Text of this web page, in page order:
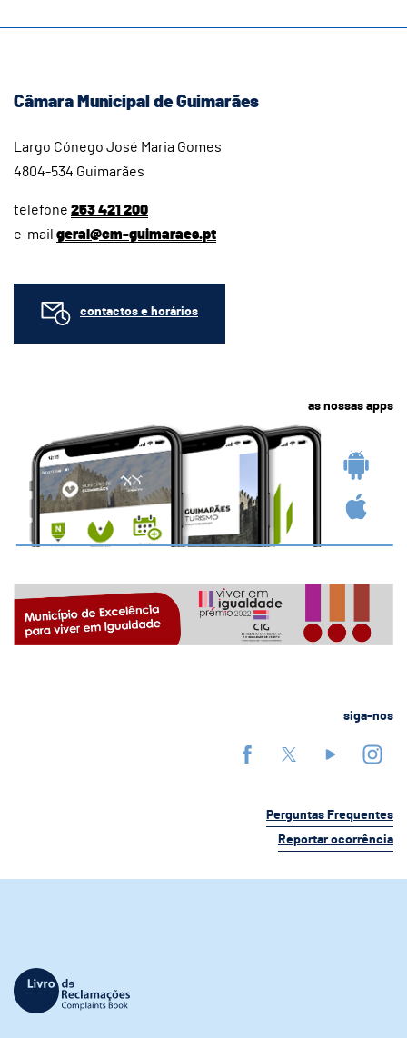
Câmara Municipal de Guimarães
Largo Cónego José Maria Gomes
4804-534 Guimarães
telefone 253 421 200
e-mail geral@cm-guimaraes.pt
contactos e horários
as nossas apps
siga-nos
Perguntas Frequentes
Reportar ocorrência